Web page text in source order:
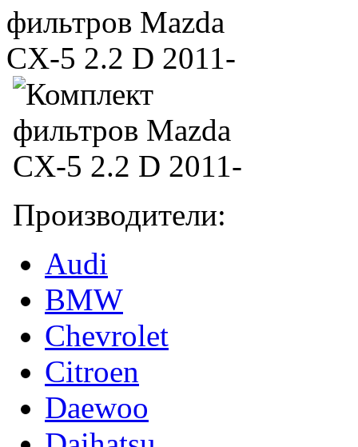
Производители:
Audi
BMW
Chevrolet
Citroen
Daewoo